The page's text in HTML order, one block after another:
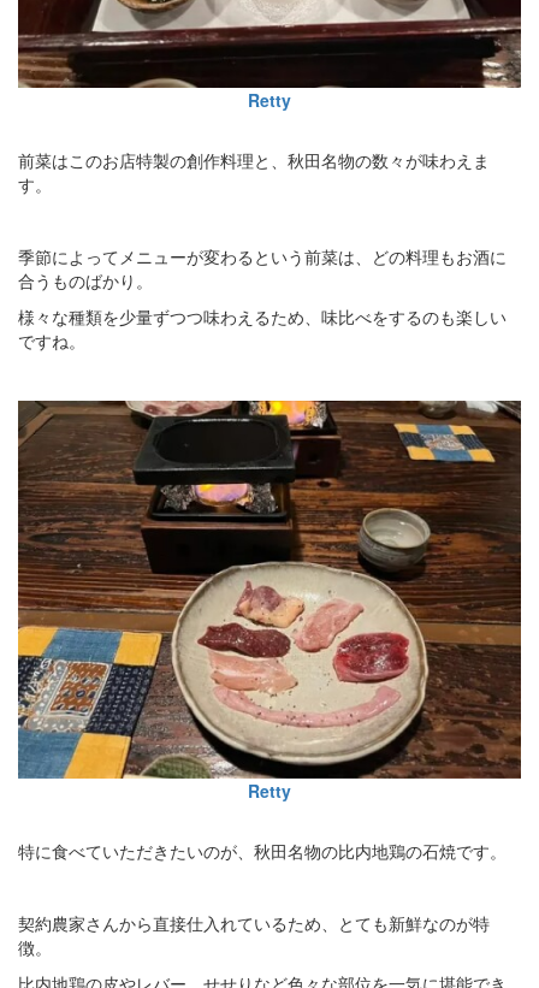
Retty
前菜はこのお店特製の創作料理と、秋田名物の数々が味わえま
す。
季節によってメニューが変わるという前菜は、どの料理もお酒に
合うものばかり。
様々な種類を少量ずつつ味わえるため、味比べをするのも楽しい
ですね。
Retty
特に食べていただきたいのが、秋田名物の比内地鶏の石焼です。
契約農家さんから直接仕入れているため、とても新鮮なのが特
徴。
比内地鶏の皮やレバー、せせりなど色々な部位を一気に堪能でき